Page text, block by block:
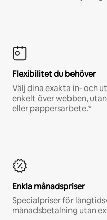
Flexibilitet du behöver
Välj dina exakta in- och
enkelt över webben,
eller pappersarbete.*
Enkla månadspriser
Specialpriser för
månadsbetalning utan